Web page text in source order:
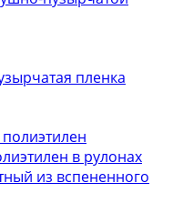
пленка
в рулонах
из вспененного